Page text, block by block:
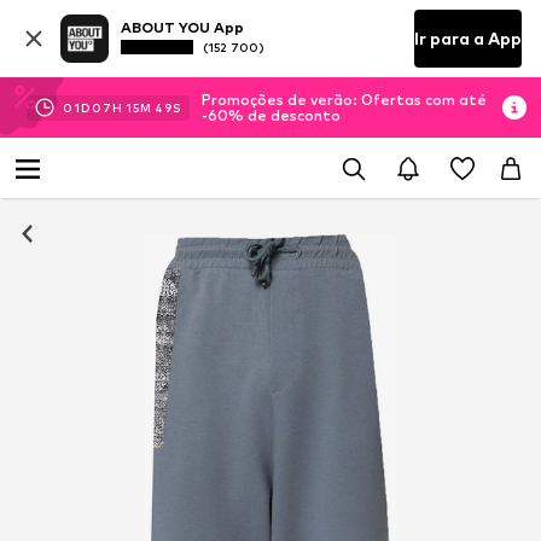
ABOUT YOU App
(152 700) Ir para a App
01D 07H 15M 49S
Promoções de verão: Ofertas com até
-60% de desconto